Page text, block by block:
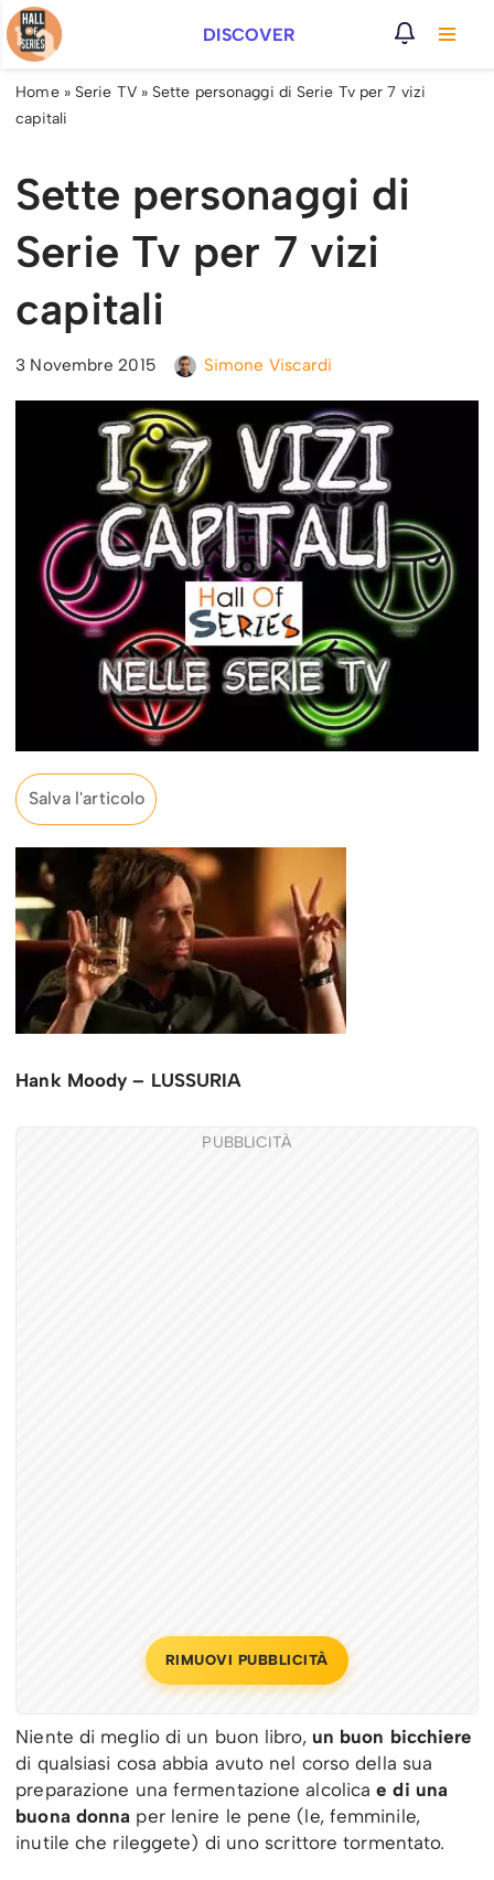
Vai
al
contenuto
DISCOVER
Home» Serie TV» Sette personaggi di Serie Tv per 7 vizi
capitali
Sette personaggi di
Serie Tv per 7 vizi
capitali
3 Novembre 2015 Simone Viscardi
Salva l'articolo
Hank Moody – LUSSURIA
PUBBLICITÀ
RIMUOVI PUBBLICITÀ
Niente di meglio di un buon libro,un buon bicchiere
di qualsiasi cosa abbia avuto nel corso della sua
preparazione una fermentazione alcolica e di una
buona donna per lenire le pene (le, femminile,
inutile che rileggete) di uno scrittore tormentato.